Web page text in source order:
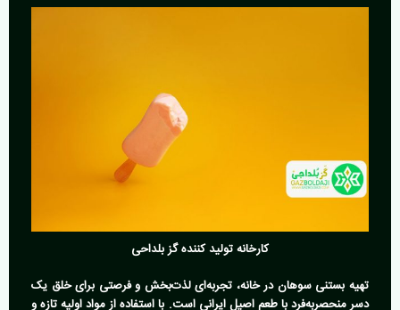
کارخانه تولید کننده گز بلداحی
تهیه بستنی سوهان در خانه، تجربه‌ای لذت‌بخش و فرصتی برای خلق یک
دسر منحصربه‌فرد با طعم اصیل ایرانی است. با استفاده از مواد اولیه تازه و